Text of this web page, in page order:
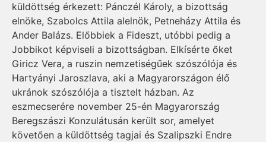
küldöttség érkezett: Pánczél Károly, a bizottság
elnöke, Szabolcs Attila alelnök, Petneházy Attila és
Ander Balázs. Előbbiek a Fideszt, utóbbi pedig a
Jobbikot képviseli a bizottságban. Elkísérte őket
Giricz Vera, a ruszin nemzetiségűek szószólója és
Hartyányi Jaroszlava, aki a Magyarországon élő
ukránok szószólója a tisztelt házban. Az
eszmecserére november 25-én Magyarország
Beregszászi Konzulátusán került sor, amelyet
követően a küldöttség tagjai és Szalipszki Endre